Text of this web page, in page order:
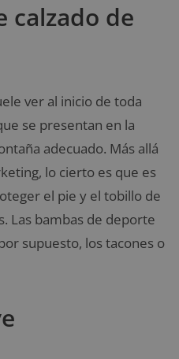
calzado de
ver al inicio de toda
se presentan en la
adecuado. Más allá
lo cierto es que es
el pie y el tobillo de
Las bambas de deporte
supuesto, los tacones o